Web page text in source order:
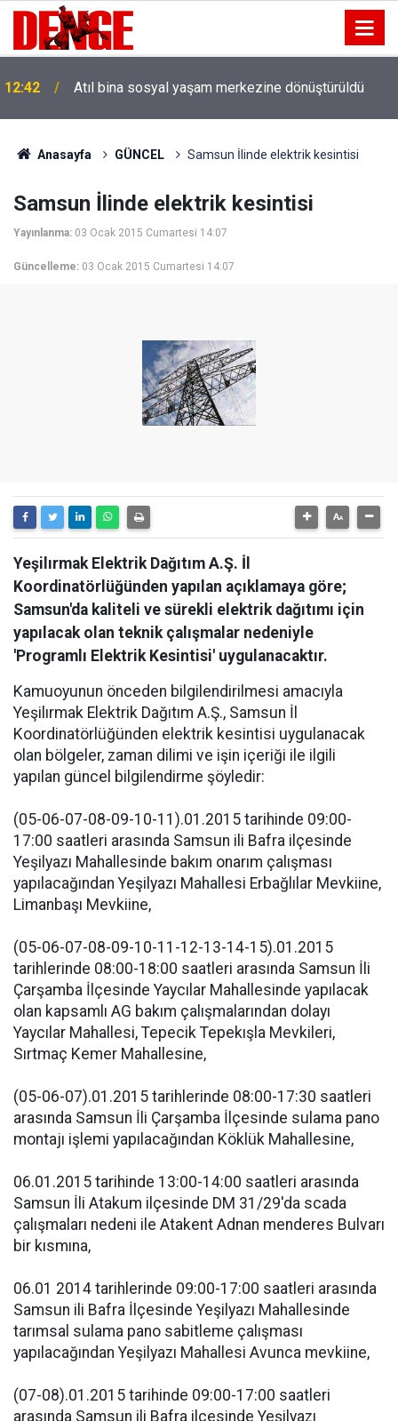
12:42 Atıl bina sosyal yaşam merkezine dönüştürüldü
Anasayfa GÜNCEL Samsun İlinde elektrik kesintisi
Samsun İlinde elektrik kesintisi
Yayınlanma: 03 Ocak 2015 Cumartesi 14:07
Güncelleme: 03 Ocak 2015 Cumartesi 14:07
Yeşilırmak Elektrik Dağıtım A.Ş. İl
Koordinatörlüğünden yapılan açıklamaya göre;
Samsun'da kaliteli ve sürekli elektrik dağıtımı için
yapılacak olan teknik çalışmalar nedeniyle
'Programlı Elektrik Kesintisi' uygulanacaktır.
Kamuoyunun önceden bilgilendirilmesi amacıyla
Yeşilırmak Elektrik Dağıtım A.Ş., Samsun İl
Koordinatörlüğünden elektrik kesintisi uygulanacak
olan bölgeler, zaman dilimi ve işin içeriği ile ilgili
yapılan güncel bilgilendirme şöyledir:
(05-06-07-08-09-10-11).01.2015 tarihinde 09:00-
17:00 saatleri arasında Samsun ili Bafra ilçesinde
Yeşilyazı Mahallesinde bakım onarım çalışması
yapılacağından Yeşilyazı Mahallesi Erbağlılar Mevkiine,
Limanbaşı Mevkiine,
(05-06-07-08-09-10-11-12-13-14-15).01.2015
tarihlerinde 08:00-18:00 saatleri arasında Samsun İli
Çarşamba İlçesinde Yaycılar Mahallesinde yapılacak
olan kapsamlı AG bakım çalışmalarından dolayı
Yaycılar Mahallesi, Tepecik Tepekışla Mevkileri,
Sırtmaç Kemer Mahallesine,
(05-06-07).01.2015 tarihlerinde 08:00-17:30 saatleri
arasında Samsun İli Çarşamba İlçesinde sulama pano
montajı işlemi yapılacağından Köklük Mahallesine,
06.01.2015 tarihinde 13:00-14:00 saatleri arasında
Samsun İli Atakum ilçesinde DM 31/29'da scada
çalışmaları nedeni ile Atakent Adnan menderes Bulvarı
bir kısmına,
06.01 2014 tarihlerinde 09:00-17:00 saatleri arasında
Samsun ili Bafra İlçesinde Yeşilyazı Mahallesinde
tarımsal sulama pano sabitleme çalışması
yapılacağından Yeşilyazı Mahallesi Avunca mevkiine,
(07-08).01.2015 tarihinde 09:00-17:00 saatleri
arasında Samsun ili Bafra ilçesinde Yeşilyazı